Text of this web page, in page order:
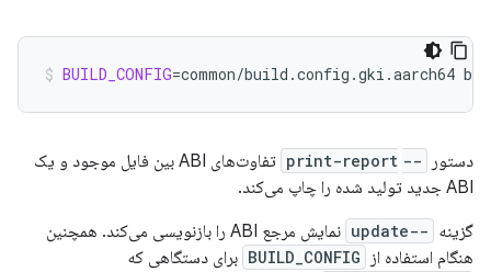
BUILD_CONFIG=common/build.config.gki.aarch64
دستور --print-report
‎ تفاوت‌های ABI بین فایل موجود و یک
ABI جدید تولید شده را چاپ می‌کند.
گزینه --update
نمایش مرجع ABI را بازنویسی می‌کند. همچنین
هنگام استفاده از
BUILD_CONFIG برای دستگاهی که